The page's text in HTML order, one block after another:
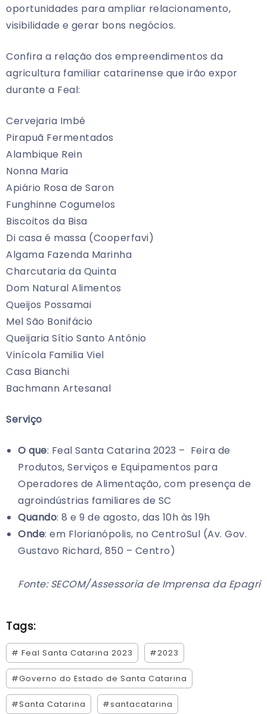
oportunidades para ampliar relacionamento,
visibilidade e gerar bons negócios.
Confira a relação dos empreendimentos da
agricultura familiar catarinense que irão expor
durante a Feal:
Cervejaria Imbé
Pirapuã Fermentados
Alambique Rein
Nonna Maria
Apiário Rosa de Saron
Funghinne Cogumelos
Biscoitos da Bisa
Di casa é massa (Cooperfavi)
Algama Fazenda Marinha
Charcutaria da Quinta
Dom Natural Alimentos
Queijos Possamai
Mel São Bonifácio
Queijaria Sítio Santo Antônio
Vinícola Familia Viel
Casa Bianchi
Bachmann Artesanal
Serviço
O que: Feal Santa Catarina 2023 – Feira de
Produtos, Serviços e Equipamentos para
Operadores de Alimentação, com presença de
agroindústrias familiares de SC
Quando: 8 e 9 de agosto, das 10h às 19h
Onde: em Florianópolis, no CentroSul (Av. Gov.
Gustavo Richard, 850 – Centro)
Fonte: SECOM/Assessoria de Imprensa da Epagri
Tags:
# Feal Santa Catarina 2023 #2023
#Governo do Estado de Santa Catarina
#Santa Catarina #santacatarina